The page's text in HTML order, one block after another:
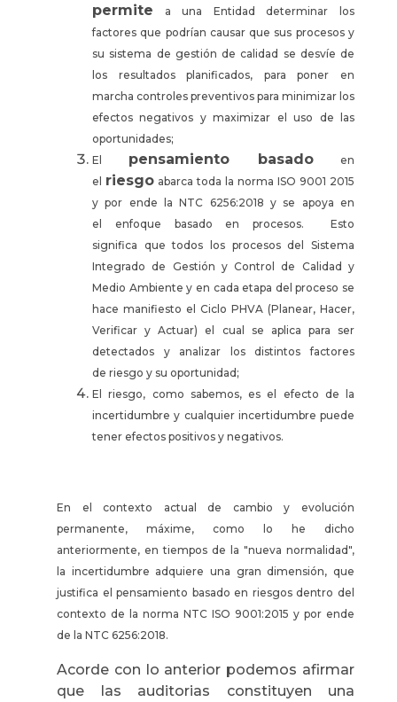
permite a una Entidad determinar los
factores que podrían causar que sus procesos y
su sistema de gestión de calidad se desvíe de
los resultados planificados, para poner en
marcha controles preventivos para minimizar los
efectos negativos y maximizar el uso de las
oportunidades;
El pensamiento basado en
el riesgo abarca toda la norma ISO 9001 2015
y por ende la NTC 6256:2018 y se apoya en
el enfoque basado en procesos. Esto
significa que todos los procesos del Sistema
Integrado de Gestión y Control de Calidad y
Medio Ambiente y en cada etapa del proceso se
hace manifiesto el Ciclo PHVA (Planear, Hacer,
Verificar y Actuar) el cual se aplica para ser
detectados y analizar los distintos factores
de riesgo y su oportunidad;
El riesgo, como sabemos, es el efecto de la
incertidumbre y cualquier incertidumbre puede
tener efectos positivos y negativos.
En el contexto actual de cambio y evolución
permanente, máxime, como lo he dicho
anteriormente, en tiempos de la "nueva normalidad",
la incertidumbre adquiere una gran dimensión, que
justifica el pensamiento basado en riesgos dentro del
contexto de la norma NTC ISO 9001:2015 y por ende
de la NTC 6256:2018.
Acorde con lo anterior podemos afirmar
que las auditorias constituyen una